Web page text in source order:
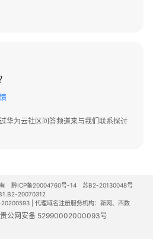
华为云社区问答频道来与我们联系探讨
黔ICP备20004760号-14
苏B2-20130048号
20070312
| 代理域名注册服务机构：新网、西数
贵公网安备 52990002000093号